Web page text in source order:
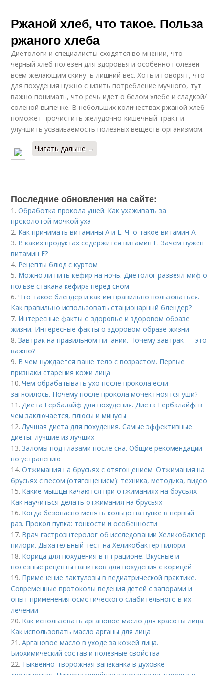
Ржаной хлеб, что такое. Польза
ржаного хлеба
Диетологи и специалисты сходятся во мнении, что
черный хлеб полезен для здоровья и особенно полезен
всем желающим скинуть лишний вес. Хоть и говорят, что
для похудения нужно снизить потребление мучного, тут
важно понимать, что речь идет о белом хлебе и сладкой/
соленой выпечке. В небольших количествах ржаной хлеб
поможет прочистить желудочно-кишечный тракт и
улучшить усваиваемость полезных веществ организмом.
Читать дальше →
Последние обновления на сайте:
1.Обработка прокола ушей. Как ухаживать за
проколотой мочкой уха
2. Как принимать витамины А и Е. Что такое витамин А
3. В каких продуктах содержится витамин Е. Зачем нужен
витамин Е?
4. Рецепты блюд с куртом
5. Можно ли пить кефир на ночь. Диетолог развеял миф о
пользе стакана кефира перед сном
6.Что такое блендер и как им правильно пользоваться.
Как правильно использовать стационарный блендер?
7. Интересные факты о здоровье и здоровом образе
жизни. Интересные факты о здоровом образе жизни
8.Завтрак на правильном питании. Почему завтрак — это
важно?
9. В чем нуждается ваше тело с возрастом. Первые
признаки старения кожи лица
10.Чем обрабатывать ухо после прокола если
загноилось. Почему после прокола мочек гноятся уши?
11.Диета Гербалайф для похудения. Диета Гербалайф: в
чем заключается, плюсы и минусы
12.Лучшая диета для похудения. Самые эффективные
диеты: лучшие из лучших
13.Заломы под глазами после сна. Общие рекомендации
по устранению
14.Отжимания на брусьях с отягощением. Отжимания на
брусьях с весом (отягощением): техника, методика, видео
15. Какие мышцы качаются при отжиманиях на брусьях.
Как научиться делать отжимания на брусьях
16. Когда безопасно менять кольцо на пупке в первый
раз. Прокол пупка: тонкости и особенности
17. Врач гастроэнтеролог об исследовании Хеликобактер
пилори. Дыхательный тест на Хеликобактер пилори
18. Корица для похудения в пп рационе. Вкусные и
полезные рецепты напитков для похудения с корицей
19. Применение лактулозы в педиатрической практике.
Современные протоколы ведения детей с запорами и
опыт применения осмотического слабительного в их
лечении
20. Как использовать аргановое масло для красоты лица.
Как использовать масло арганы для лица
21.Аргановое масло в уходе за кожей лица.
Биохимический состав и полезные свойства
22. Тыквенно-творожная запеканка в духовке